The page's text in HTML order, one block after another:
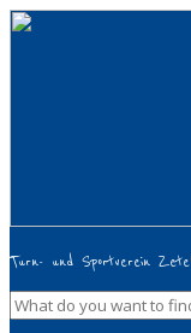
Turn- und Sportverein